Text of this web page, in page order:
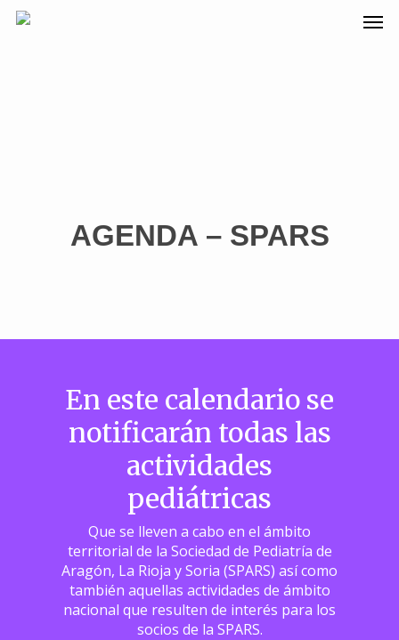
AGENDA – SPARS
En este calendario se
notificarán todas las
actividades
pediátricas
Que se lleven a cabo en el ámbito
territorial de la Sociedad de Pediatría de
Aragón, La Rioja y Soria (SPARS) así como
también aquellas actividades de ámbito
nacional que resulten de interés para los
socios de la SPARS.